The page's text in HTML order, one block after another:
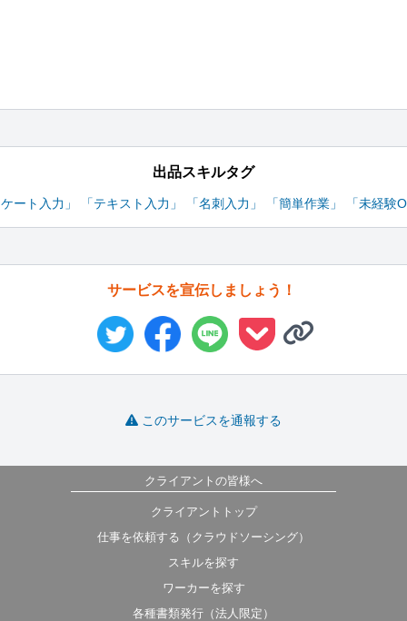
出品スキルタグ
ート入力」 「テキスト入力」 「名刺入力」 「簡単作業」 「未経験
サービスを宣伝しましょう！
このサービスを通報する
クライアントの皆様へ
クライアントトップ
仕事を依頼する（クラウドソーシング）
スキルを探す
ワーカーを探す
各種書類発行（法人限定）